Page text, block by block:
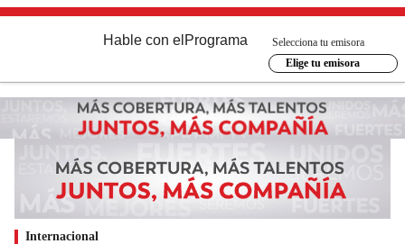
Hable con el Programa
Selecciona tu emisora
Elige tu emisora
Internacional